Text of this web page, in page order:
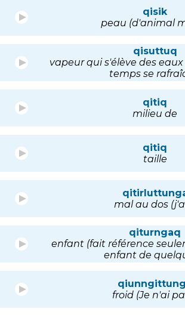
qisik
peau (d'animal
qisuttuq
vapeur qui s'élève des
temps se
qitiq
milieu de
qitiq
taille
mal au dos
qiturngaq
enfant (fait référence
enfant de
froid (Je n'ai